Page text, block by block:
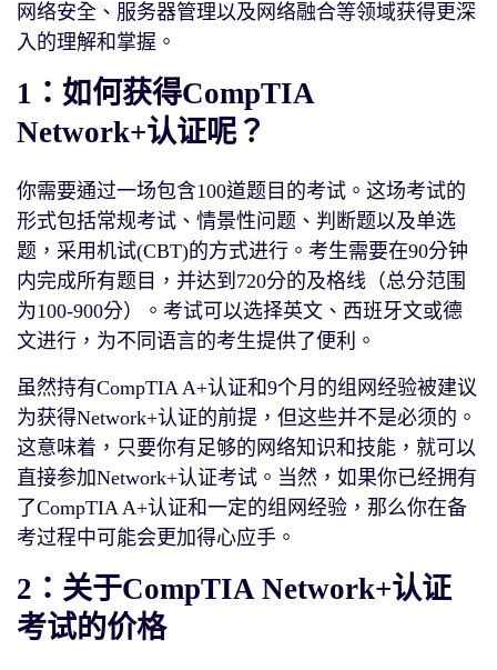
网络安全、服务器管理以及网络融合等领域获得更深
入的理解和掌握。
1：如何获得CompTIA
Network+认证呢？
你需要通过一场包含100道题目的考试。这场考试的
形式包括常规考试、情景性问题、判断题以及单选
题，采用机试(CBT)的方式进行。考生需要在90分钟
内完成所有题目，并达到720分的及格线（总分范围
为100-900分）。考试可以选择英文、西班牙文或德
文进行，为不同语言的考生提供了便利。
虽然持有CompTIA A+认证和9个月的组网经验被建议
为获得Network+认证的前提，但这些并不是必须的。
这意味着，只要你有足够的网络知识和技能，就可以
直接参加Network+认证考试。当然，如果你已经拥有
了CompTIA A+认证和一定的组网经验，那么你在备
考过程中可能会更加得心应手。
2：关于CompTIA Network+认证
考试的价格